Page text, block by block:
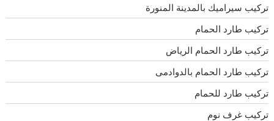
تركيب سيراميك بالمدينة المنورة
تركيب طارد الحمام
تركيب طارد الحمام الرياض
تركيب طارد الحمام بالدوادمى
تركيب طارد للحمام
تركيب غرف نوم